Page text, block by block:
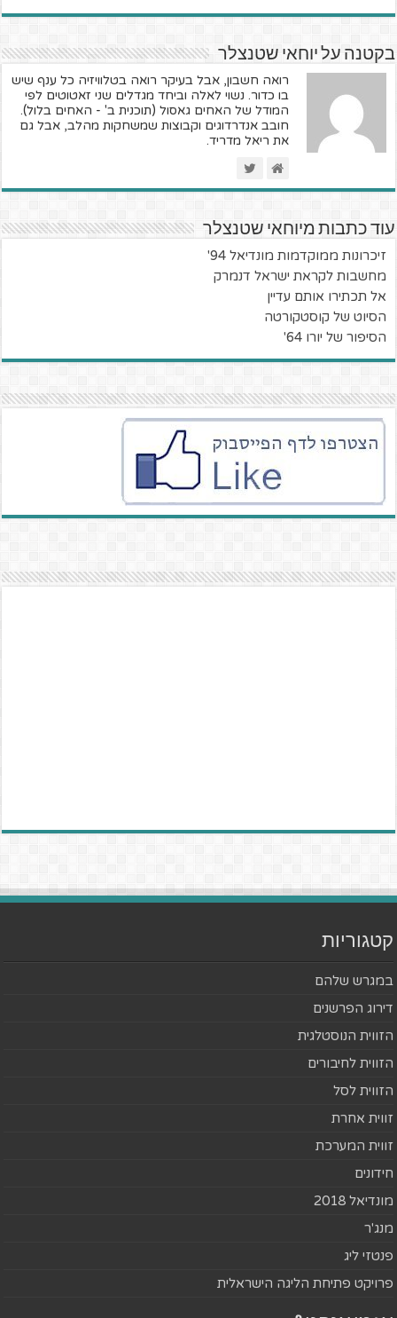
בקטנה על יוחאי שטנצלר
רואה חשבון, אבל בעיקר רואה בטלוויזיה כל ענף שיש
בו כדור. נשוי לאלה וביחד מגדלים שני זאטוטים לפי
המודל של האחים גאסול (תוכנית ב' - האחים בלול).
חובב אנדרדוגים וקבוצות שמשחקות מהלב, אבל גם
את ריאל מדריד.
עוד כתבות מיוחאי שטנצלר
זיכרונות ממוקדמות מונדיאל 94'
מחשבות לקראת ישראל דנמרק
אל תכתירו אותם עדיין
הסיוט של קוסטקורטה
הסיפור של יורו 64'
קטגוריות
במגרש שלהם
דירוג הפרשנים
הזווית הנוסטלגית
הזווית לחיבורים
הזווית לסל
זווית אחרת
זווית המערכת
חידונים
מונדיאל 2018
מנג'ר
פנטזי ליג
פרויקט פתיחת הליגה הישראלית